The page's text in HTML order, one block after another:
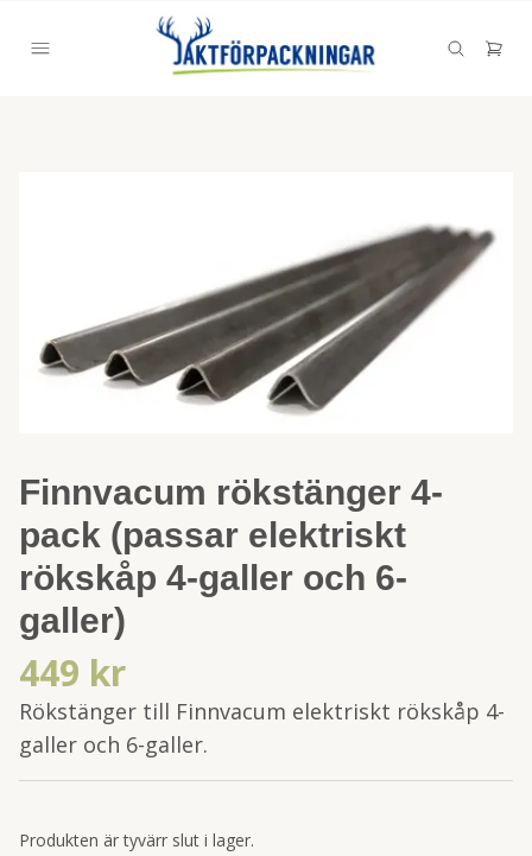
Finnvacum rökstänger 4-
pack (passar elektriskt
rökskåp 4-galler och 6-
galler)
449 kr
Rökstänger till Finnvacum elektriskt rökskåp 4-
galler och 6-galler.
Produkten är tyvärr slut i lager.